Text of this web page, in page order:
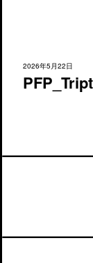
2026年5月22日